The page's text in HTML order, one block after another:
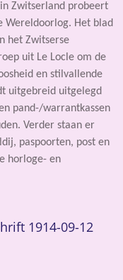
Zwitserland probeert
Wereldoorlog. Het blad
het Zwitserse
uit Le Locle om de
en stilvallende
uitgebreid uitgelegd
pand-/warrantkassen
Verder staan er
paspoorten, post en
horloge- en
1914-09-12